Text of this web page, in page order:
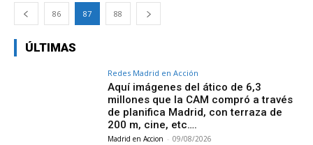
86 87 88
ÚLTIMAS
Redes Madrid en Acción
Aquí imágenes del ático de 6,3
millones que la CAM compró a través
de planifica Madrid, con terraza de
200 m, cine, etc….
Madrid en Accion - 09/08/2026